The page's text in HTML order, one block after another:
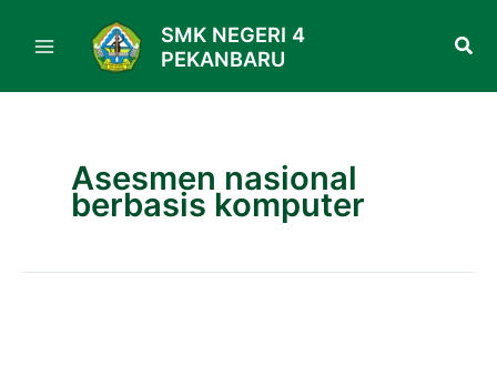
SMK NEGERI 4
PEKANBARU
Asesmen nasional
berbasis komputer